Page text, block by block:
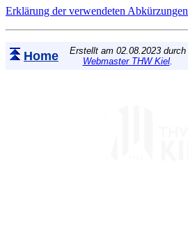
Erklärung der verwendeten Abkürzungen
Home
Erstellt am 02.08.2023 durch
Webmaster THW Kiel.